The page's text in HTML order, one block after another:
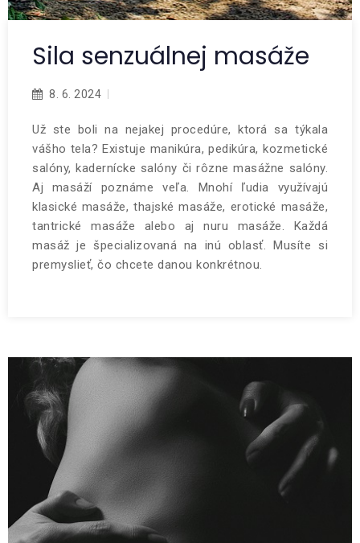
Sila senzuálnej masáže
8. 6. 2024
Už ste boli na nejakej procedúre, ktorá sa týkala
vášho tela? Existuje manikúra, pedikúra, kozmetické
salóny, kadernícke salóny či rôzne masážne salóny.
Aj masáží poznáme veľa. Mnohí ľudia využívajú
klasické masáže, thajské masáže, erotické masáže,
tantrické masáže alebo aj nuru masáže. Každá
masáž je špecializovaná na inú oblasť. Musíte si
premyslieť, čo chcete danou konkrétnou.